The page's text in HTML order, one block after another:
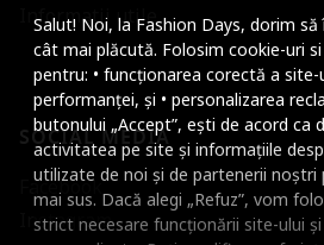
Salut! Noi, la Fashion Days, dorim
cât mai plăcută. Folosim cookie-uri
pentru: • funcționarea corectă a site-
performanței, și • personalizarea
butonului „Accept”, ești de acord ca
activitatea pe site și informațiile
utilizate de noi și de partenerii noștri
mai sus. Dacă alegi „Refuz”, vom
strict necesare funcționării site-ului
Informatii utile
SOCIAL MEDIA
Facebook
Instagram